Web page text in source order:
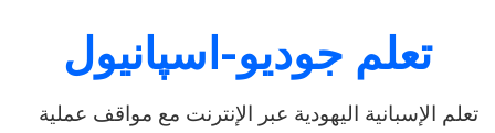
تعلم جوديو-اسپانيول
تعلم الإسبانية اليهودية عبر الإنترنت مع مواقف عملية